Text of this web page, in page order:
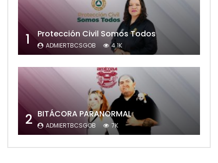
1 Protección Civil Somos Todos
ADMIERTBCSGOB 4.1K
2 BITÁCORA PARANORMAL
ADMIERTBCSGOB 7K